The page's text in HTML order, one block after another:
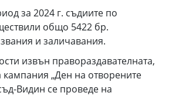
за 2024 г. съдиите по
общо 5422 бр.
и заличавания.
извън правораздавателната,
„Ден на отворените
Видин се проведе на